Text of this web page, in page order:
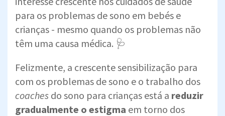
para os problemas de sono em bebés e
crianças - mesmo quando os problemas não
têm uma causa médica. 🩺
Felizmente, a crescente sensibilização para
com os problemas de sono e o trabalho dos
coaches do sono para crianças está a reduzir
gradualmente o estigma em torno dos